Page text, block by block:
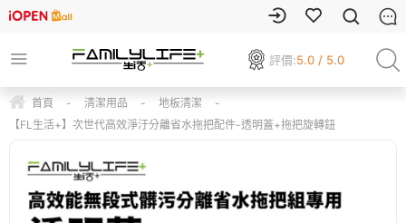
評價:5.0 / 5.0
首頁 - 清潔用品 - 地板清潔
-
【FL生活+】次世代高效淨汙分離省水拖把配件-透明蓋+拖把旋轉鈕